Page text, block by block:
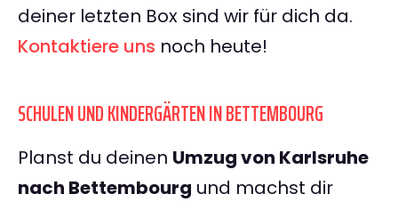
deiner letzten Box sind wir für dich da.
Kontaktiere uns noch heute!
SCHULEN UND KINDERGÄRTEN IN BETTEMBOURG
Planst du deinen Umzug von Karlsruhe
nach Bettembourg und machst dir